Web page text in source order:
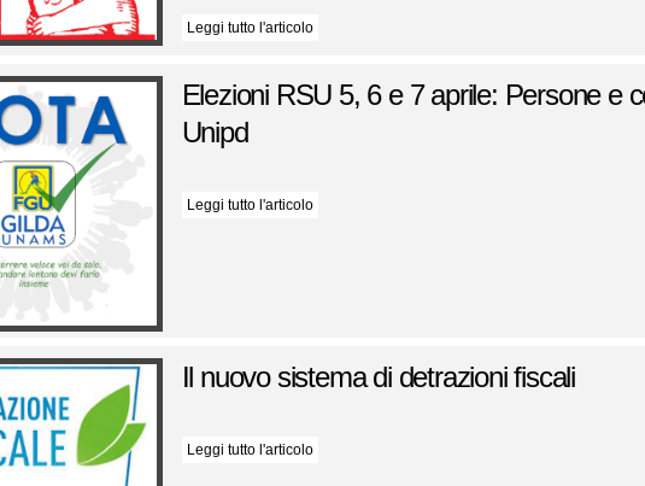
Leggi tutto l'articolo
Elezioni RSU 5, 6 e 7 aprile: Persone e
Unipd
Leggi tutto l'articolo
Il nuovo sistema di detrazioni fiscali
Leggi tutto l'articolo